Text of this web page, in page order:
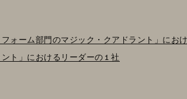
ォーム部門のマジック・クアドラント」にお
ト」におけるリーダーの 1 社